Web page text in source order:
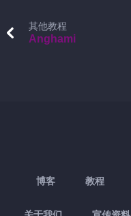
其他教程
Anghami
博客 教程